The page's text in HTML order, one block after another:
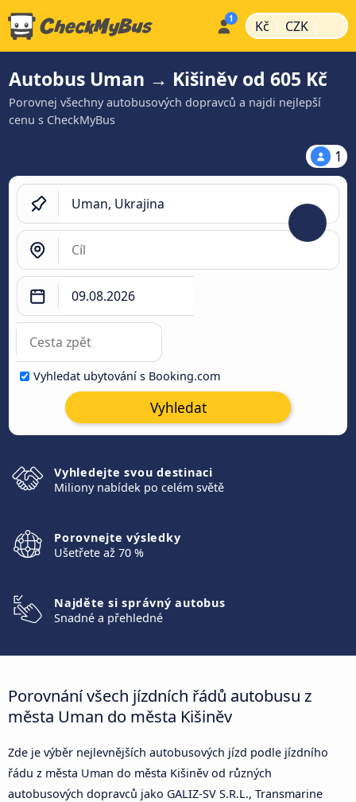
Kč | CZK |
Autobus Uman → Kišiněv od 605 Kč
Porovnej všechny autobusových dopravců a najdi nejlepší
cenu s CheckMyBus
1
Vyhledat ubytování s Booking.com
Vyhledat
Vyhledejte svou destinaci
Miliony nabídek po celém světě
Porovnejte výsledky
Ušetřete až 70 %
Najděte si správný autobus
Snadné a přehledné
Porovnání všech jízdních řádů autobusu z
města Uman do města Kišiněv
Zde je výběr nejlevnějších autobusových jízd podle jízdního
řádu z města Uman do města Kišiněv od různých
autobusových dopravců jako GALIZ-SV S.R.L., Transmarine